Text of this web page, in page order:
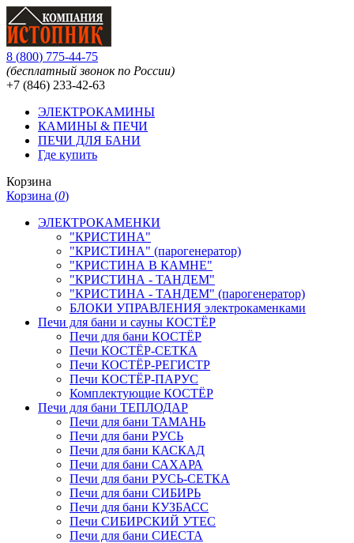
8 (800) 775-44-75
(бесплатный звонок по России)
+7 (846) 233-42-63
ЭЛЕКТРОКАМИНЫ
КАМИНЫ & ПЕЧИ
ПЕЧИ ДЛЯ БАНИ
Где купить
Корзина
Корзина (0)
ЭЛЕКТРОКАМЕНКИ
"КРИСТИНА"
"КРИСТИНА" (парогенератор)
"КРИСТИНА В КАМНЕ"
"КРИСТИНА - ТАНДЕМ"
"КРИСТИНА - ТАНДЕМ" (парогенератор)
БЛОКИ УПРАВЛЕНИЯ электрокаменками
Печи для бани и сауны КОСТЁР
Печи для бани КОСТЁР
Печи КОСТЁР-СЕТКА
Печи КОСТЁР-РЕГИСТР
Печи КОСТЁР-ПАРУС
Комплектующие КОСТЁР
Печи для бани ТЕПЛОДАР
Печи для бани ТАМАНЬ
Печи для бани РУСЬ
Печи для бани КАСКАД
Печи для бани САХАРА
Печи для бани РУСЬ-СЕТКА
Печи для бани СИБИРЬ
Печи для бани КУЗБАСС
Печи СИБИРСКИЙ УТЕС
Печи для бани СИЕСТА